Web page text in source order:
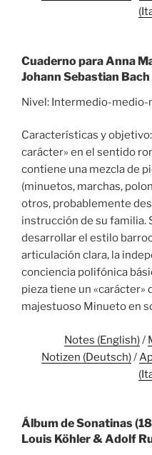
Cuaderno para Anna
Johann Sebastian Bach
Nivel: Intermedio-medio-
Características y
carácter» en el sentido
contiene una mezcla de
(minuetos, marchas,
otros, probablemente
instrucción de su familia.
desarrollar el estilo
articulación clara, la
conciencia polifónica
pieza tiene un
majestuoso Minueto en
Notes (English)/
Notizen (Deutsch)/
Álbum de Sonatinas
Louis Köhler & Adolf